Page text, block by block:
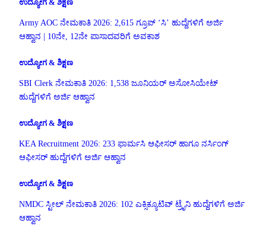
ಉದ್ಯೋಗ & ಶಿಕ್ಷಣ
Army AOC ನೇಮಕಾತಿ 2026: 2,615 ಗ್ರೂಪ್ ‘ಸಿ’ ಹುದ್ದೆಗಳಿಗೆ ಅರ್ಜಿ
ಆಹ್ವಾನ | 10ನೇ, 12ನೇ ಪಾಸಾದವರಿಗೆ ಅವಕಾಶ
ಉದ್ಯೋಗ & ಶಿಕ್ಷಣ
SBI Clerk ನೇಮಕಾತಿ 2026: 1,538 ಜೂನಿಯರ್ ಅಸೋಸಿಯೇಟ್
ಹುದ್ದೆಗಳಿಗೆ ಅರ್ಜಿ ಆಹ್ವಾನ
ಉದ್ಯೋಗ & ಶಿಕ್ಷಣ
KEA Recruitment 2026: 233 ಫಾರ್ಮಸಿ ಆಫೀಸರ್ ಹಾಗೂ ನರ್ಸಿಂಗ್
ಆಫೀಸರ್ ಹುದ್ದೆಗಳಿಗೆ ಅರ್ಜಿ ಆಹ್ವಾನ
ಉದ್ಯೋಗ & ಶಿಕ್ಷಣ
NMDC ಸ್ಟೀಲ್ ನೇಮಕಾತಿ 2026: 102 ಎಕ್ಸಿಕ್ಯೂಟಿವ್ ಟ್ರೈನಿ ಹುದ್ದೆಗಳಿಗೆ ಅರ್ಜಿ
ಆಹ್ವಾನ